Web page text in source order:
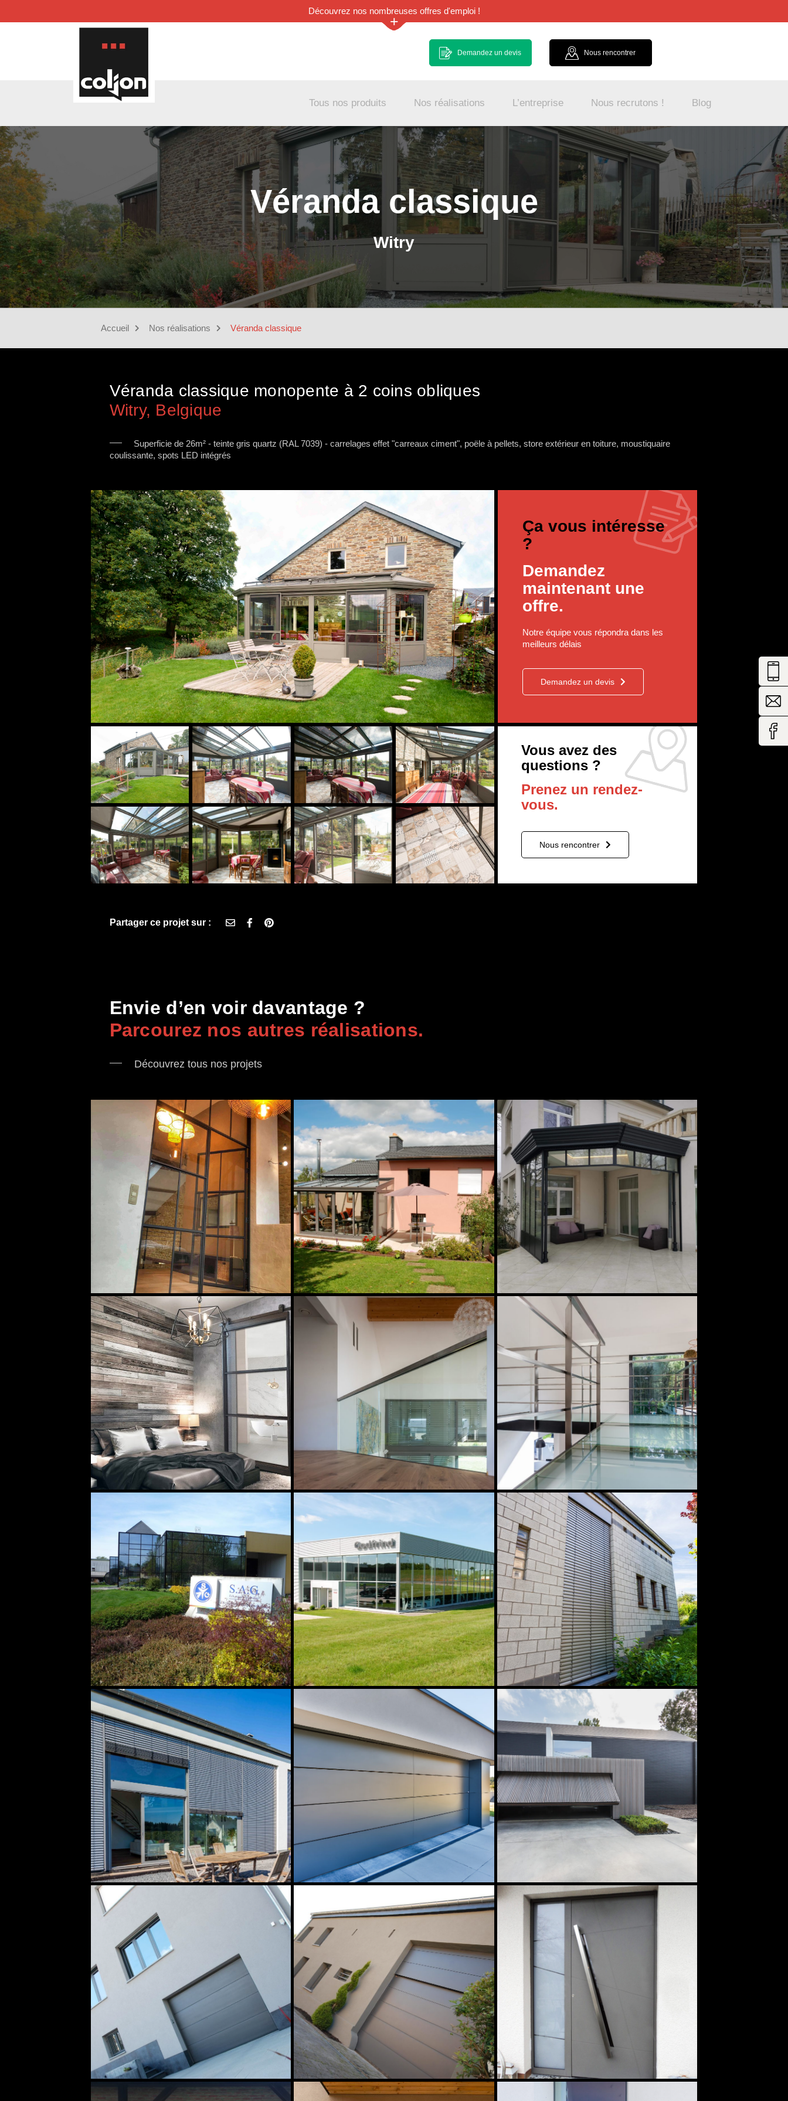
Découvrez nos nombreuses offres d'emploi !
+
Demandez un devis Nous rencontrer
Tous nos produits Nos réalisations L’entreprise Nous recrutons ! Blog
Véranda classique
Witry
Accueil Nos réalisations Véranda classique
Véranda classique monopente à 2 coins obliques
Witry, Belgique
Superficie de 26m² - teinte gris quartz (RAL 7039) - carrelages effet "carreaux ciment", poële à pellets, store extérieur en toiture, moustiquaire
coulissante, spots LED intégrés
Ça vous intéresse
?
Demandez
maintenant une
offre.
Notre équipe vous répondra dans les
meilleurs délais
Demandez un devis
Vous avez des
questions ?
Prenez un rendez-
vous.
Nous rencontrer
Partager ce projet sur :
Envie d’en voir davantage ?
Parcourez nos autres réalisations.
Découvrez tous nos projets